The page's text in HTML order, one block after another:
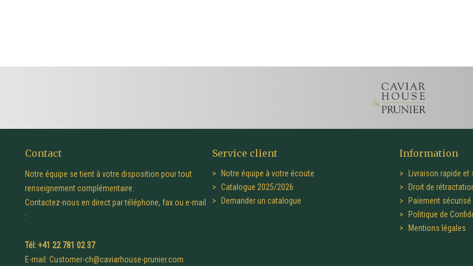
Contact
Notre équipe se tient à votre disposition pour tout
renseignement complémentaire.
Contactez-nous en direct par téléphone, fax ou e-mail
:
Tél: +41 22 781 02 37
E-mail: Customer-ch@caviarhouse-prunier.com
Service client
Notre équipe à votre écoute
Catalogue 2025/2026
Demander un catalogue
Information
Livraison rapide et
Droit de
Paiement sécurisé
Politique de
Mentions légales